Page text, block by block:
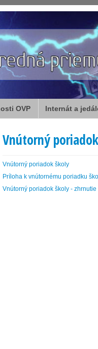
OVP Internát a
Vnútorný
Vnútorný poriadok školy
Príloha k vnútornému poriadku
Vnútorný poriadok školy - zhrnutie